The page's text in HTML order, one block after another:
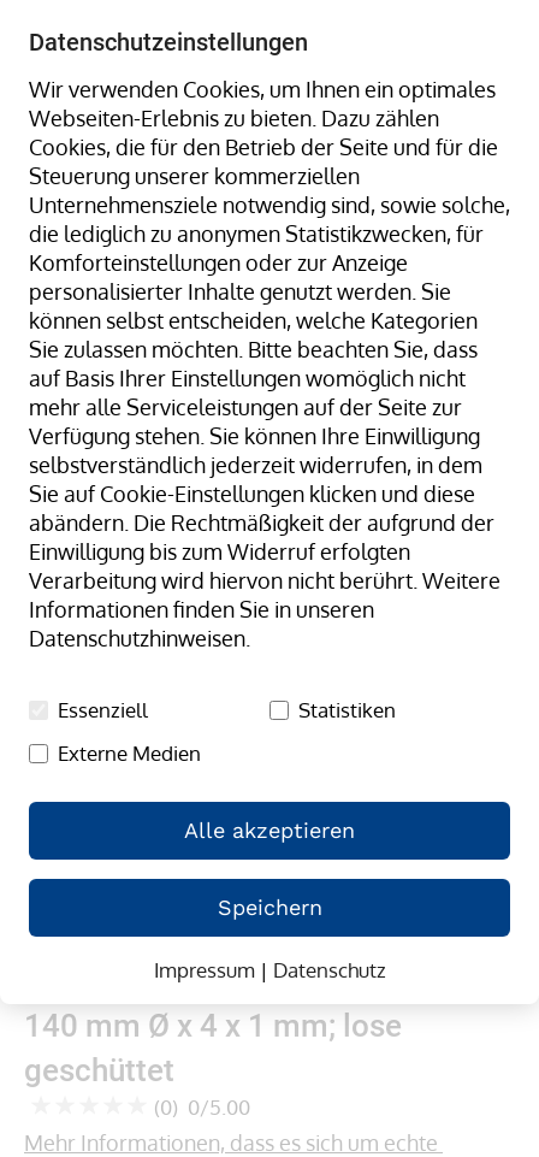
Datenschutzeinstellungen
Wir verwenden Cookies, um Ihnen ein optimales
Webseiten-Erlebnis zu bieten. Dazu zählen
Cookies, die für den Betrieb der Seite und für die
Steuerung unserer kommerziellen
Unternehmensziele notwendig sind, sowie solche,
die lediglich zu anonymen Statistikzwecken, für
Komforteinstellungen oder zur Anzeige
personalisierter Inhalte genutzt werden. Sie
können selbst entscheiden, welche Kategorien
Sie zulassen möchten. Bitte beachten Sie, dass
auf Basis Ihrer Einstellungen womöglich nicht
mehr alle Serviceleistungen auf der Seite zur
Verfügung stehen. Sie können Ihre Einwilligung
selbstverständlich jederzeit widerrufen, in dem
Sie auf Cookie-Einstellungen klicken und diese
abändern. Die Rechtmäßigkeit der aufgrund der
Einwilligung bis zum Widerruf erfolgten
Verarbeitung wird hiervon nicht berührt. Weitere
Informationen finden Sie in unseren
Datenschutzhinweisen.
Essenziell
Statistiken
Externe Medien
Alle akzeptieren
Speichern
Impressum| Datenschutz
Home
Gummiringe + Gummibänder
Gummiringe + Gummibänder Naturkautschuk
Gummibänder, natur/transparent; 140 mm Ø x 4 x 1
mm; lose geschüttet
Zum
Ende
der
Bildergalerie
springen
Anfang
der
Bildergalerie
springen
Gummibänder, natur/transparent;
140 mm Ø x 4 x 1 mm; lose
geschüttet
0
% of100
(0) 0/5.00
Mehr Informationen, dass es sich um echte